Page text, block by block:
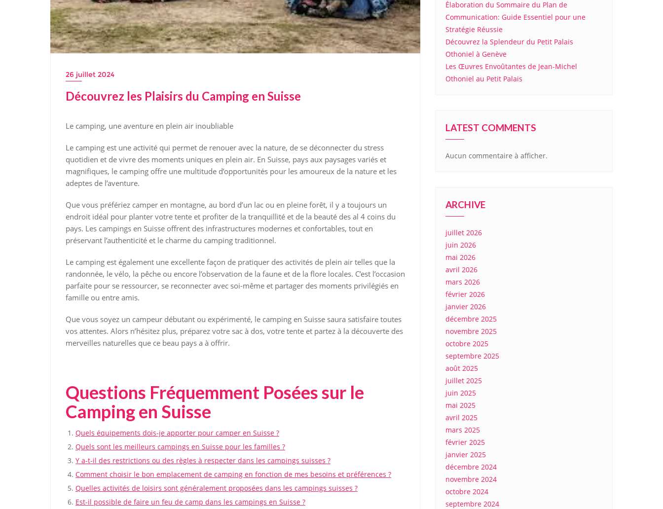
26 juillet 2024
Découvrez les Plaisirs du Camping en Suisse
Le camping, une aventure en plein air inoubliable
Le camping est une activité qui permet de renouer avec la nature, de se déconnecter du stress
quotidien et de vivre des moments uniques en plein air. En Suisse, pays aux paysages variés et
magnifiques, le camping offre une multitude d’opportunités pour les amoureux de la nature et les
adeptes de l’aventure.
Que vous préfériez camper en montagne, au bord d’un lac ou en pleine forêt, il y a toujours un
endroit idéal pour planter votre tente et profiter de la tranquillité et de la beauté des al 4 coins du
pays. Les campings en Suisse offrent des infrastructures modernes et confortables, tout en
préservant l’authenticité et le charme du camping traditionnel.
Le camping est également une excellente façon de pratiquer des activités de plein air telles que la
randonnée, le vélo, la pêche ou encore l’observation de la faune et de la flore locales. C’est l’occasion
parfaite pour se ressourcer, se reconnecter avec soi-même et partager des moments privilégiés en
famille ou entre amis.
Que vous soyez un campeur débutant ou expérimenté, le camping en Suisse saura satisfaire toutes
vos attentes. Alors n’hésitez plus, préparez votre sac à dos, votre tente et partez à la découverte des
merveilles naturelles que ce beau pays a à offrir.
Questions Fréquemment Posées sur le
Camping en Suisse
Quels équipements dois-je apporter pour camper en Suisse ?
Quels sont les meilleurs campings en Suisse pour les familles ?
Y a-t-il des restrictions ou des règles à respecter dans les campings suisses ?
Comment choisir le bon emplacement de camping en fonction de mes besoins et préférences ?
Quelles activités de loisirs sont généralement proposées dans les campings suisses ?
Est-il possible de faire un feu de camp dans les campings en Suisse ?
Élaboration du Sommaire du Plan de
Communication: Guide Essentiel pour une
Stratégie Réussie
Découvrez la Splendeur du Petit Palais
Othoniel à Genève
Les Œuvres Envoûtantes de Jean-Michel
Othoniel au Petit Palais
LATEST COMMENTS
Aucun commentaire à afficher.
ARCHIVE
juillet 2026
juin 2026
mai 2026
avril 2026
mars 2026
février 2026
janvier 2026
décembre 2025
novembre 2025
octobre 2025
septembre 2025
août 2025
juillet 2025
juin 2025
mai 2025
avril 2025
mars 2025
février 2025
janvier 2025
décembre 2024
novembre 2024
octobre 2024
septembre 2024